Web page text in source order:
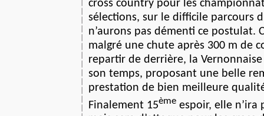
cross country pour les
sélections, sur le difficile parcours
n’aurons pas démenti ce postulat.
malgré une chute après 300 m de
repartir de derrière, la Vernonnaise
son temps, proposant une belle
prestation de bien meilleure
Finalement 15ème espoir, elle n’ira